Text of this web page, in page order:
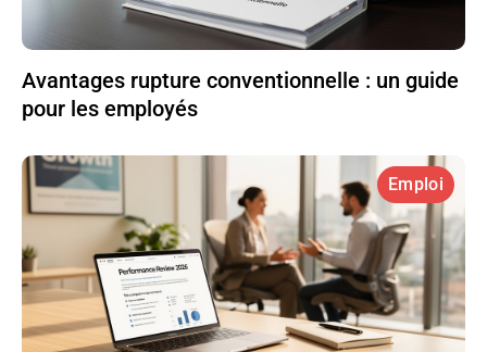
Avantages rupture conventionnelle : un guide
pour les employés
Emploi